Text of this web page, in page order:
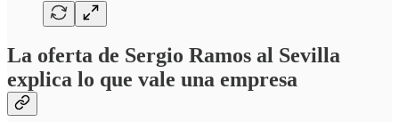
La oferta de Sergio Ramos al Sevilla
explica lo que vale una empresa